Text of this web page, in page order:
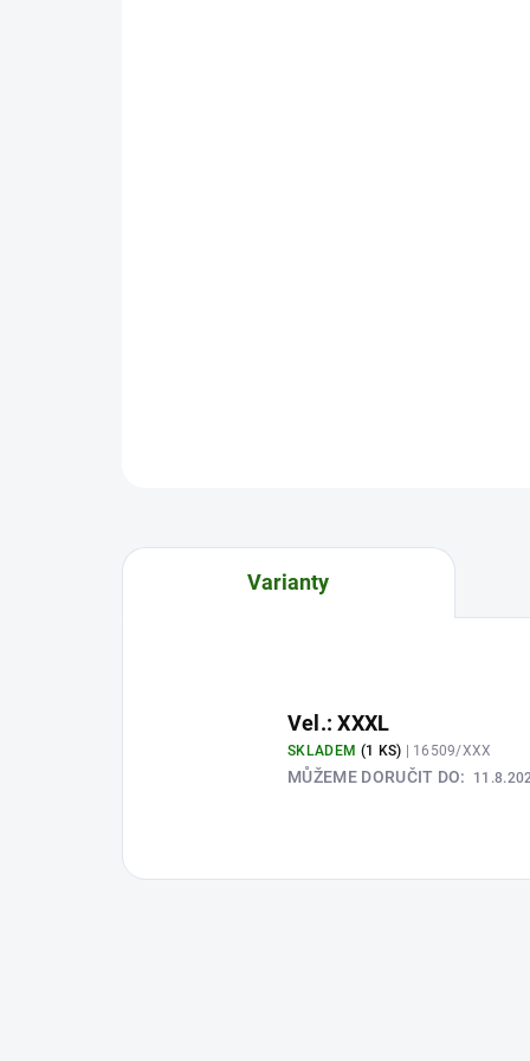
Varianty
Vel.: XXXL
SKLADEM (1 KS) | 16509/XXX
MŮŽEME DORUČIT DO: